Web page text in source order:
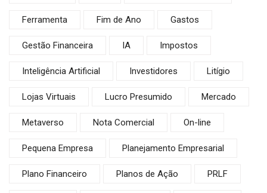
Ferramenta Fim de Ano Gastos
Gestão Financeira IA Impostos
Inteligência Artificial Investidores Litígio
Lojas Virtuais Lucro Presumido Mercado
Metaverso Nota Comercial On-line
Pequena Empresa Planejamento Empresarial
Plano Financeiro Planos de Ação PRLF